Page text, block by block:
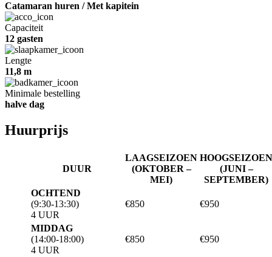
Catamaran huren / Met kapitein
Capaciteit
12 gasten
Lengte
11,8 m
Minimale bestelling
halve dag
Huurprijs
DUUR
LAAGSEIZOEN
(OKTOBER –
MEI)
HOOGSEIZOEN
(JUNI –
SEPTEMBER)
OCHTEND
(9:30-13:30)
4 UUR
€850 €950
MIDDAG
(14:00-18:00)
4 UUR
€850 €950